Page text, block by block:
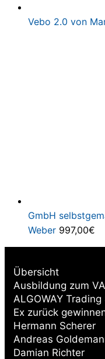
Vebo 2.0 von
GmbH
Weber 997,00€
Übersicht
Ausbildung zum
ALGOWAY Trading
Ex zurück
Hermann Scherer
Andreas
Damian Richter